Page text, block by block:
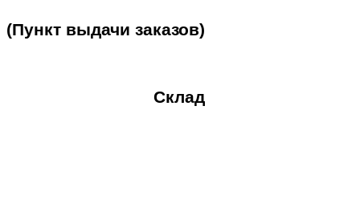
(Пункт выдачи заказов)
Склад